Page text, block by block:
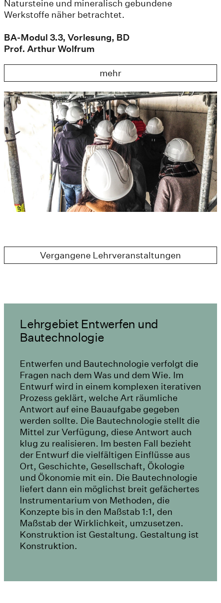
Natursteine und mineralisch gebundene
Werkstoffe näher betrachtet.
BA-Modul 3.3, Vorlesung, BD
Prof. Arthur Wolfrum
mehr
Vergangene Lehrveranstaltungen
Lehrgebiet Entwerfen und
Bautechnologie
Entwerfen und Bautechnologie verfolgt die
Fragen nach dem Was und dem Wie. Im
Entwurf wird in einem komplexen iterativen
Prozess geklärt, welche Art räumliche
Antwort auf eine Bauaufgabe gegeben
werden sollte. Die Bautechnologie stellt die
Mittel zur Verfügung, diese Antwort auch
klug zu realisieren. Im besten Fall bezieht
der Entwurf die vielfältigen Einflüsse aus
Ort, Geschichte, Gesellschaft, Ökologie
und Ökonomie mit ein. Die Bautechnologie
liefert dann ein möglichst breit gefächertes
Instrumentarium von Methoden, die
Konzepte bis in den Maßstab 1:1, den
Maßstab der Wirklichkeit, umzusetzen.
Konstruktion ist Gestaltung. Gestaltung ist
Konstruktion.